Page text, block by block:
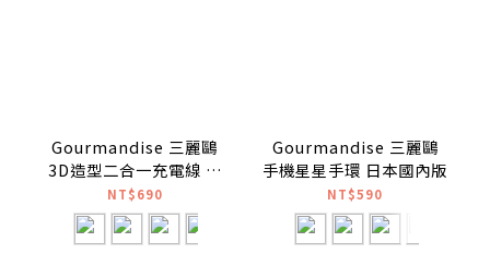
Gourmandise 三麗鷗
3D造型二合一充電線 日
本國內版
NT$690
Gourmandise 三麗鷗
手機星星手環 日本國內版
NT$590